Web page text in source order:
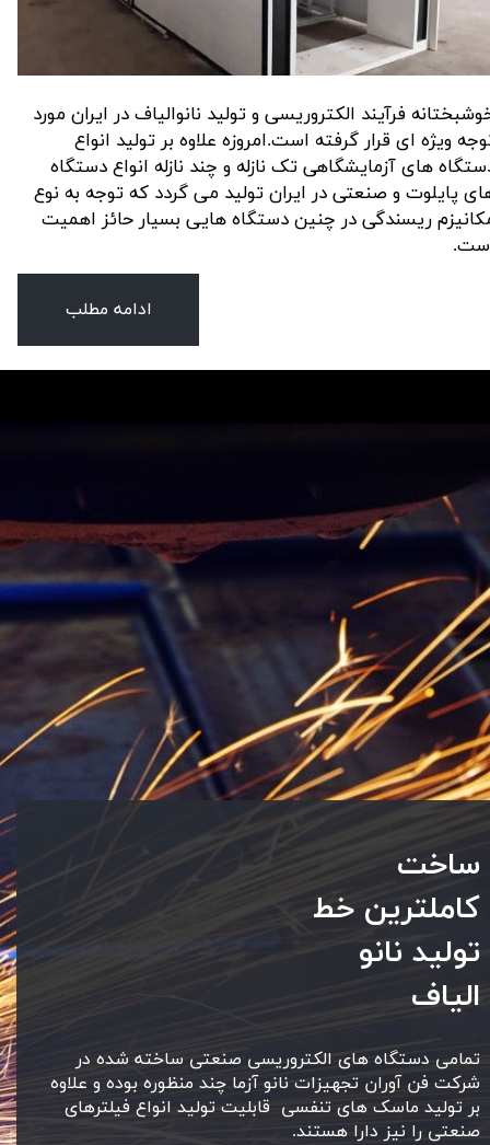
فرآیند الکتروریسی و تولید نانوالیاف در ایران مورد
ویژه ای قرار گرفته است.امروزه علاوه بر تولید انواع
های آزمایشگاهی تک نازله و چند نازله انواع دستگاه
پایلوت و صنعتی در ایران تولید می گردد که توجه به نوع
ریسندگی در چنین دستگاه هایی بسیار حائز اهمیت
ادامه مطلب
​ساخت
کاملترین خط
تولید نانو
الیاف
تمامی دستگاه های الکتروریسی صنعتی ساخته شده در
شرکت فن آوران تجهیزات نانو آزما چند منظوره بوده و علاوه
بر تولید ماسک های تنفسی قابلیت تولید انواع فیلترهای
صنعتی را نیز دارا هستند.